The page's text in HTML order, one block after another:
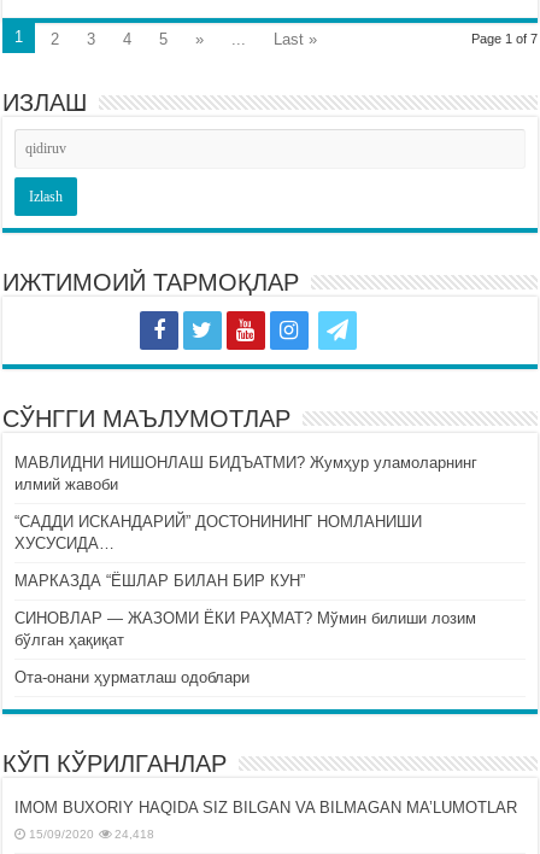
Page 1 of 7
1 2 3 4 5 » Last »
ИЗЛАШ
ИЖТИМОИЙ ТАРМОҚЛАР
СЎНГГИ МАЪЛУМОТЛАР
МАВЛИДНИ НИШОНЛАШ БИДЪАТМИ? Жумҳур уламоларнинг
илмий жавоби
“САДДИ ИСКАНДАРИЙ” ДОСТОНИНИНГ НОМЛАНИШИ
ХУСУСИДА…
МАРКАЗДА “ЁШЛАР БИЛАН БИР КУН”
СИНОВЛАР — ЖАЗОМИ ЁКИ РАҲМАТ? Мўмин билиши лозим
бўлган ҳақиқат
Ота-онани ҳурматлаш одоблари
КЎП КЎРИЛГАНЛАР
IMOM BUXORIY HAQIDA SIZ BILGAN VA BILMAGAN MA’LUMOTLAR
15/09/2020 24,418